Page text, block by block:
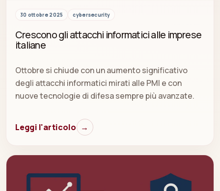
30 ottobre 2025 cybersecurity
Crescono gli attacchi informatici alle imprese
italiane
Ottobre si chiude con un aumento significativo
degli attacchi informatici mirati alle PMI e con
nuove tecnologie di difesa sempre più avanzate.
Leggi l'articolo →